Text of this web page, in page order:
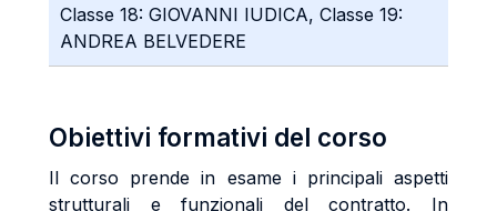
Classe 18: GIOVANNI IUDICA, Classe 19:
ANDREA BELVEDERE
Obiettivi formativi del corso
Il corso prende in esame i principali aspetti
strutturali e funzionali del contratto. In